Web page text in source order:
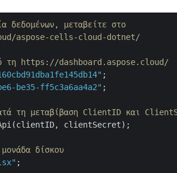
δεδομένων, μεταβείτε στο
aspose-cells-cloud-dotnet/
τη https://dashboard.aspose.cloud/
be35-ff5c3a6aa4a2" ;
τη μεταβίβαση ClientID και
clientSecret);
δίσκου
;